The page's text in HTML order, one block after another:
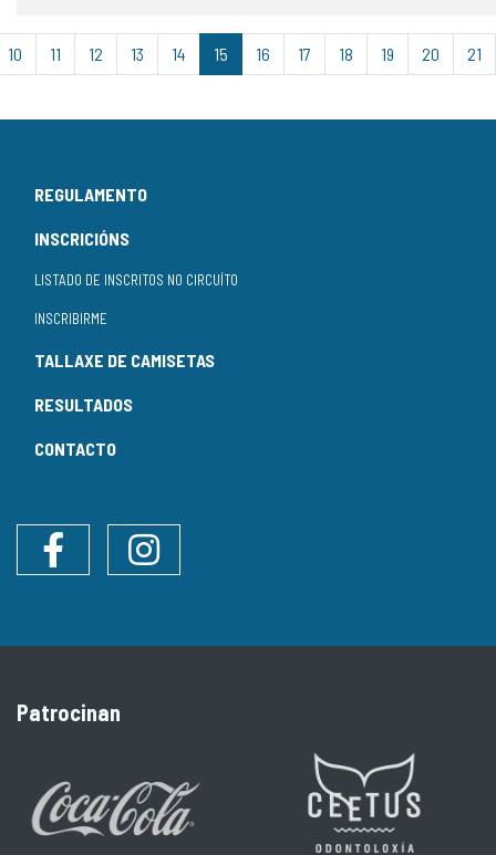
10 11 12 13 14 15 16 17 18 19 20 21
REGULAMENTO
INSCRICIÓNS
LISTADO DE INSCRITOS NO CIRCUÍTO
INSCRIBIRME
TALLAXE DE CAMISETAS
RESULTADOS
CONTACTO
Instagram
Patrocinan